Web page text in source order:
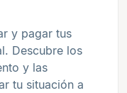
y pagar tus
Descubre los
y las
tu situación a